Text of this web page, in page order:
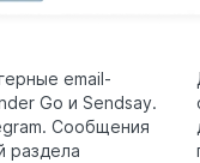
email-
Go и Sendsay.
Сообщения
раздела